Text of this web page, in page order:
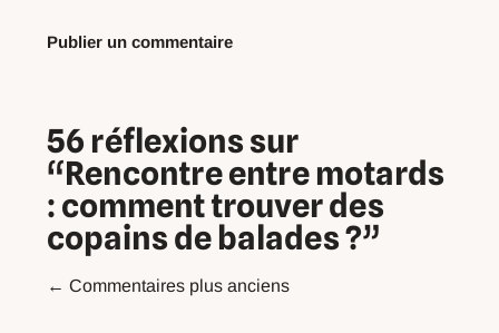
56 réflexions sur
“Rencontre entre motards
: comment trouver des
copains de balades ?”
Commentaires plus anciens